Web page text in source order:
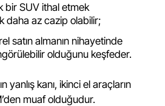
bir SUV ithal etmek
daha az cazip olabilir;
satın almanın nihayetinde
olduğunu keşfeder.
yanlış kanı, ikinci el araçların
muaf olduğudur.